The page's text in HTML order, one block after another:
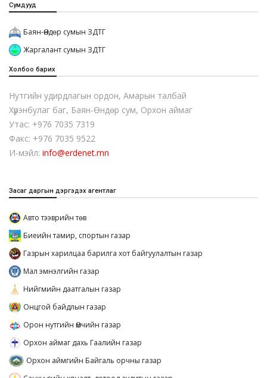
Сумдууд
Баян-Өндөр сумын ЗДТГ
Жаргалант сумын ЗДТГ
Холбоо барих
Нутгийн удирдлагын ордон, Амарын талбай
Хүрэнбулаг баг, Баян-Өндөр сум, Орхон аймаг
Утас: +976 7035 7319
Факс: +976 7035 9522
И-мэйл: info@erdenet.mn
Засаг даргын дэргэдэх агентлаг
Авто тээврийн төв
Биеийн тамир, спортын газар
Газрын харилцаа барилга хот байгуулалтын газар
Мал эмнэлгийн газар
Нийгмийн даатгалын газар
Онцгой байдлын газар
Орон нутгийн Өмчийн газар
Орхон аймаг дахь Гаалийн газар
Орхон аймгийн Байгаль орчны газар